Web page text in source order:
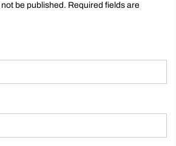
be published. Required fields are